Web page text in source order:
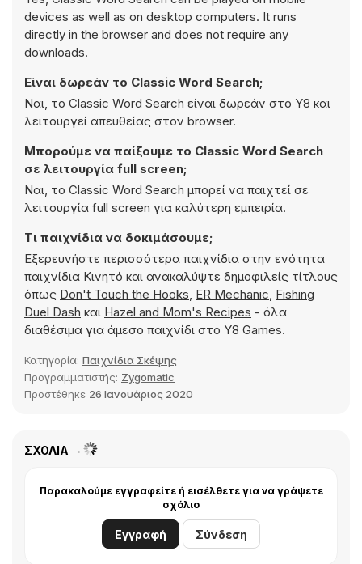
devices as well as on desktop computers. It runs
directly in the browser and does not require any
downloads.
Είναι δωρεάν το Classic Word Search;
Ναι, το Classic Word Search είναι δωρεάν στο Y8 και
λειτουργεί απευθείας στον browser.
Μπορούμε να παίξουμε το Classic Word Search
σε λειτουργία full screen;
Ναι, το Classic Word Search μπορεί να παιχτεί σε
λειτουργία full screen για καλύτερη εμπειρία.
Τι παιχνίδια να δοκιμάσουμε;
Εξερευνήστε περισσότερα παιχνίδια στην ενότητα
παιχνίδια Κινητό και ανακαλύψτε δημοφιλείς τίτλους
όπως Don't Touch the Hooks, ER Mechanic, Fishing
Duel Dash και Hazel and Mom's Recipes - όλα
διαθέσιμα για άμεσο παιχνίδι στο Y8 Games.
Κατηγορία: Παιχνίδια Σκέψης
Προγραμματιστής: Zygomatic
Προστέθηκε 26 Ιανουάριος 2020
ΣΧΌΛΙΑ
Παρακαλούμε εγγραφείτε ή εισέλθετε για να γράψετε
σχόλιο
Εγγραφή Σύνδεση